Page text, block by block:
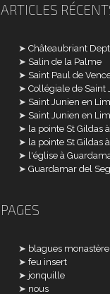
ARTICLES
Châteaubriant
Salin de la Palme
Saint Paul de
Collégiale de Saint
Saint Junien en
Saint Junien en
la pointe St Gildas
la pointe St Gildas
l'église à
Guardamar del
PAGES
blagues monastère
feu insert
jonquille
nous